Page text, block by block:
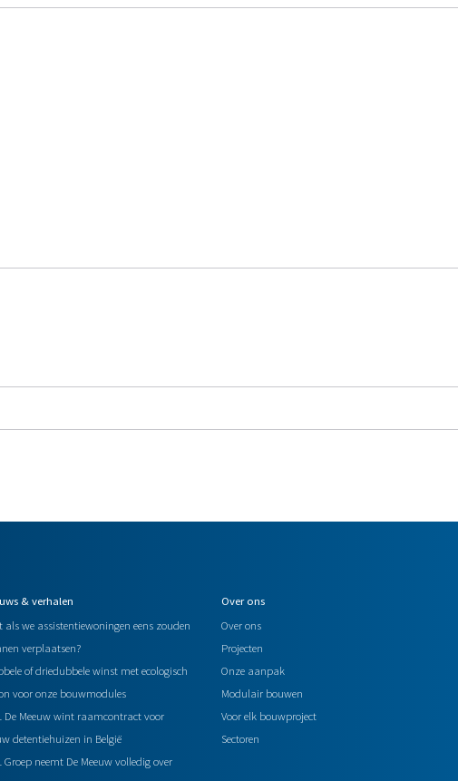
& verhalen
als we assistentiewoningen eens zouden
verplaatsen?
of driedubbele winst met ecologisch
voor onze bouwmodules
De Meeuw wint raamcontract voor
detentiehuizen in België
Groep neemt De Meeuw volledig over
Over ons
Over ons
Projecten
Onze aanpak
Modulair bouwen
Voor elk bouwproject
Sectoren